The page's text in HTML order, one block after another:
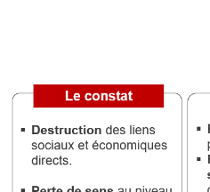
Accès
éditeur